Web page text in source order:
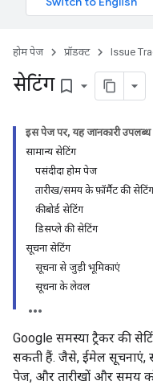
होम पेज प्रॉडक्ट Issue
सेटिंग bookmark_border
इस पेज पर, यह जानकारी उपलब्ध
सामान्य सेटिंग
पसंदीदा होम पेज
तारीख/समय के फ़ॉर्मैट की सेटिंग
कीबोर्ड सेटिंग
डिसप्ले की सेटिंग
सूचना सेटिंग
सूचना से जुड़ी भूमिकाएं
सूचना के लेवल
Google समस्या ट्रैकर की
सकती हैं. जैसे, ईमेल सूचनाएं,
पेज, और तारीखों और समय